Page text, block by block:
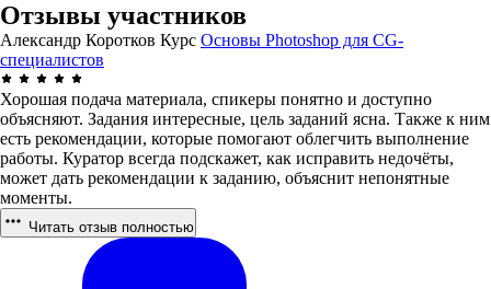
Отзывы участников
Александр Коротков Курс Основы Photoshop для CG-
специалистов
Хорошая подача материала, спикеры понятно и доступно
объясняют. Задания интересные, цель заданий ясна. Также к ним
есть рекомендации, которые помогают облегчить выполнение
работы. Куратор всегда подскажет, как исправить недочёты,
может дать рекомендации к заданию, объяснит непонятные
моменты.
Читать отзыв полностью